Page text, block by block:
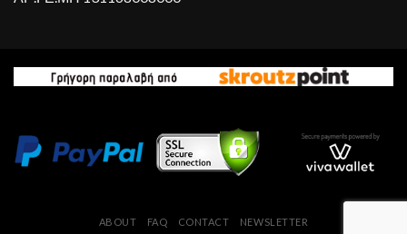
ABOUT FAQ CONTACT NEWSLETTER